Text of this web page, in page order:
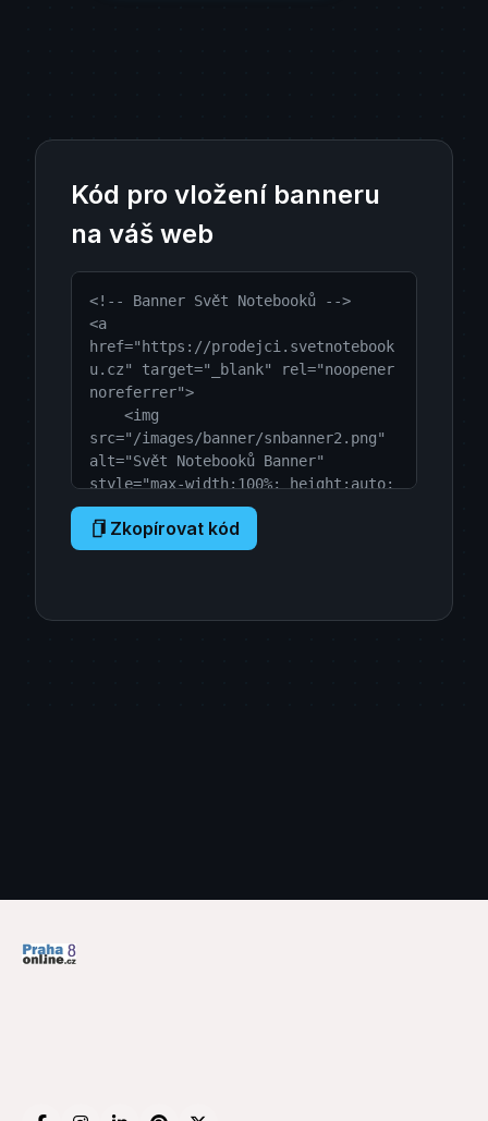
Kód pro vložení banneru
na váš web
<!-- Banner Svět Notebooků -->
<a
href="https://prodejci.svetnotebook
u.cz" target="_blank" rel="noopener
noreferrer">
src="/images/banner/snbanner2.png"
alt="Svět Notebooků Banner"
style="max-width:100%; height:auto;
display:block;">
</a>
<!-- Konec Banneru Svět Notebooků -
Zkopírovat kód